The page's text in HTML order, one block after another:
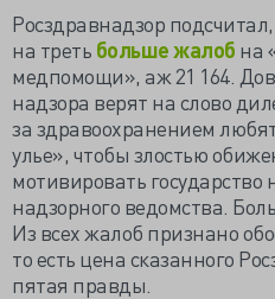
Росздравнадзор
на треть больше жалоб на
медпомощи», аж 21 164.
надзора верят на слово
за здравоохранением
улье», чтобы злостью
мотивировать
надзорного ведомства.
Из всех жалоб признано
то есть цена сказанного
пятая правды.